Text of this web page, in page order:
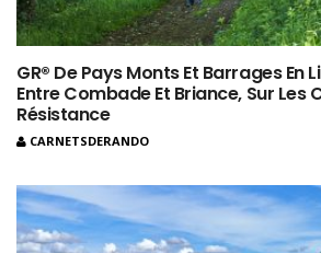
GR® De Pays Monts Et Barrages En
Entre Combade Et Briance, Sur Les
Résistance
CARNETSDERANDO